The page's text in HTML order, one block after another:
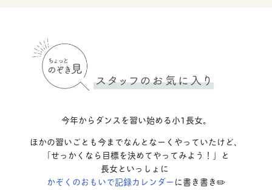
今年からダンスを習い始める小1長女。
ほかの習いごとも今までなんとなーくやっていたけど、
「せっかくなら目標を決めてやってみよう！」と
長女といっしょに
かぞくのおもいで記録カレンダーに書き書き✏️